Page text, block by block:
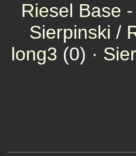
Riesel Base
Sierpinski /
long3 (0) ·